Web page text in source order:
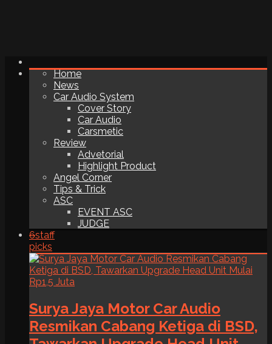
Home
News
Car Audio System
Cover Story
Car Audio
Carsmetic
Review
Advetorial
Highlight Product
Angel Corner
Tips & Trick
ASC
EVENT ASC
JUDGE
6staff
picks
Surya Jaya Motor Car Audio
Resmikan Cabang Ketiga di BSD,